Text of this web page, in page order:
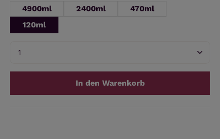
4900ml 2400ml
470ml
120ml
Produkt Anzahl: Gib den gewünschten Wert
In den Warenkorb